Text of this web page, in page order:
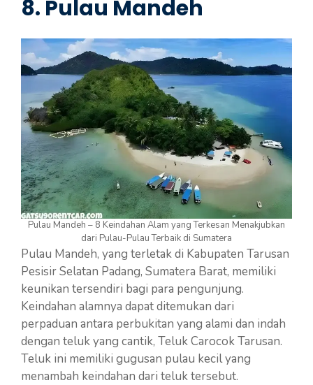
8. Pulau Mandeh
Pulau Mandeh – 8 Keindahan Alam yang Terkesan Menakjubkan
dari Pulau-Pulau Terbaik di Sumatera
Pulau Mandeh, yang terletak di Kabupaten Tarusan
Pesisir Selatan Padang, Sumatera Barat, memiliki
keunikan tersendiri bagi para pengunjung.
Keindahan alamnya dapat ditemukan dari
perpaduan antara perbukitan yang alami dan indah
dengan teluk yang cantik, Teluk Carocok Tarusan.
Teluk ini memiliki gugusan pulau kecil yang
menambah keindahan dari teluk tersebut.